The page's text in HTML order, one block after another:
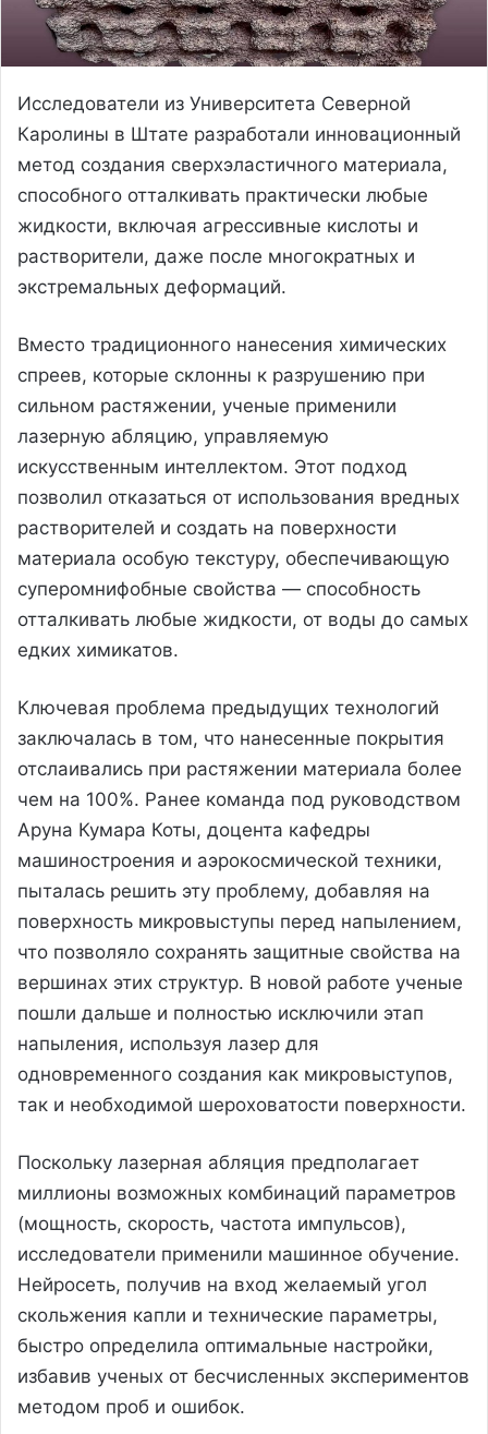
Исследователи из Университета Северной
Каролины в Штате разработали инновационный
метод создания сверхэластичного материала,
способного отталкивать практически любые
жидкости, включая агрессивные кислоты и
растворители, даже после многократных и
экстремальных деформаций.
Вместо традиционного нанесения химических
спреев, которые склонны к разрушению при
сильном растяжении, ученые применили
лазерную абляцию, управляемую
искусственным интеллектом. Этот подход
позволил отказаться от использования вредных
растворителей и создать на поверхности
материала особую текстуру, обеспечивающую
суперомнифобные свойства — способность
отталкивать любые жидкости, от воды до самых
едких химикатов.
Ключевая проблема предыдущих технологий
заключалась в том, что нанесенные покрытия
отслаивались при растяжении материала более
чем на 100%. Ранее команда под руководством
Аруна Кумара Коты, доцента кафедры
машиностроения и аэрокосмической техники,
пыталась решить эту проблему, добавляя на
поверхность микровыступы перед напылением,
что позволяло сохранять защитные свойства на
вершинах этих структур. В новой работе ученые
пошли дальше и полностью исключили этап
напыления, используя лазер для
одновременного создания как микровыступов,
так и необходимой шероховатости поверхности.
Поскольку лазерная абляция предполагает
миллионы возможных комбинаций параметров
(мощность, скорость, частота импульсов),
исследователи применили машинное обучение.
Нейросеть, получив на вход желаемый угол
скольжения капли и технические параметры,
быстро определила оптимальные настройки,
избавив ученых от бесчисленных экспериментов
методом проб и ошибок.